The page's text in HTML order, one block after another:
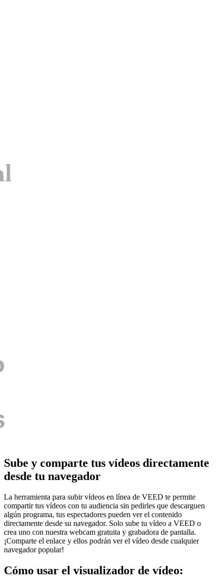
Sube y comparte tus vídeos directamente
desde tu navegador
La herramienta para subir vídeos en línea de VEED te permite
compartir tus vídeos con tu audiencia sin pedirles que descarguen
algún programa, tus espectadores pueden ver el contenido
directamente desde su navegador. Solo sube tu vídeo a VEED o
crea uno con nuestra webcam gratuita y grabadora de pantalla.
¡Comparte el enlace y ellos podrán ver el vídeo desde cualquier
navegador popular!
Cómo usar el visualizador de vídeo: